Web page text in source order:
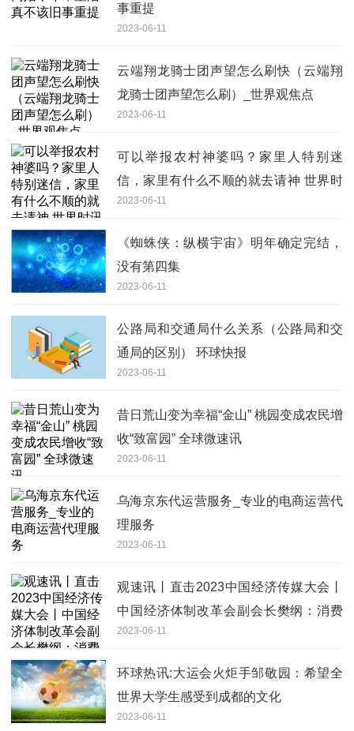
事重提
2023-06-11
云端翔龙骑士团声望怎么刷快（云端翔
龙骑士团声望怎么刷）_世界观焦点
2023-06-11
可以举报农村神婆吗？家里人特别迷
信，家里有什么不顺的就去请神 世界时
讯
2023-06-11
《蜘蛛侠：纵横宇宙》明年确定完结，
没有第四集
2023-06-11
公路局和交通局什么关系（公路局和交
通局的区别） 环球快报
2023-06-11
昔日荒山变为幸福“金山” 桃园变成农民增
收“致富园” 全球微速讯
2023-06-11
乌海京东代运营服务_专业的电商运营代
理服务
2023-06-11
观速讯丨直击2023中国经济传媒大会丨
中国经济体制改革会副会长樊纲：消费
需求一时难以扩大，短期内仍寄希望于
2023-06-11
环球热讯:大运会火炬手邹敬园：希望全
世界大学生感受到成都的文化
2023-06-11